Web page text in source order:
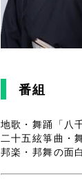
番組
地歌・舞踊「八
二十五絃箏曲
邦楽・邦舞の面